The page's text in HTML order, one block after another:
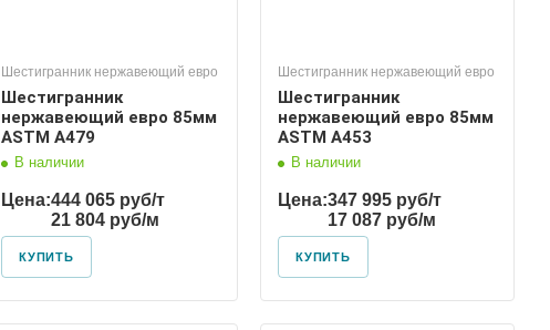
Шестигранник нержавеющий евро
Шестигранник
нержавеющий евро 85мм
ASTM A479
В наличии
Цена:444 065 руб/т
21 804 руб/м
КУПИТЬ
Шестигранник нержавеющий евро
Шестигранник
нержавеющий евро 85мм
ASTM A453
В наличии
Цена:347 995 руб/т
17 087 руб/м
КУПИТЬ